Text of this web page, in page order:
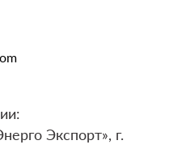
Экспорт», г.